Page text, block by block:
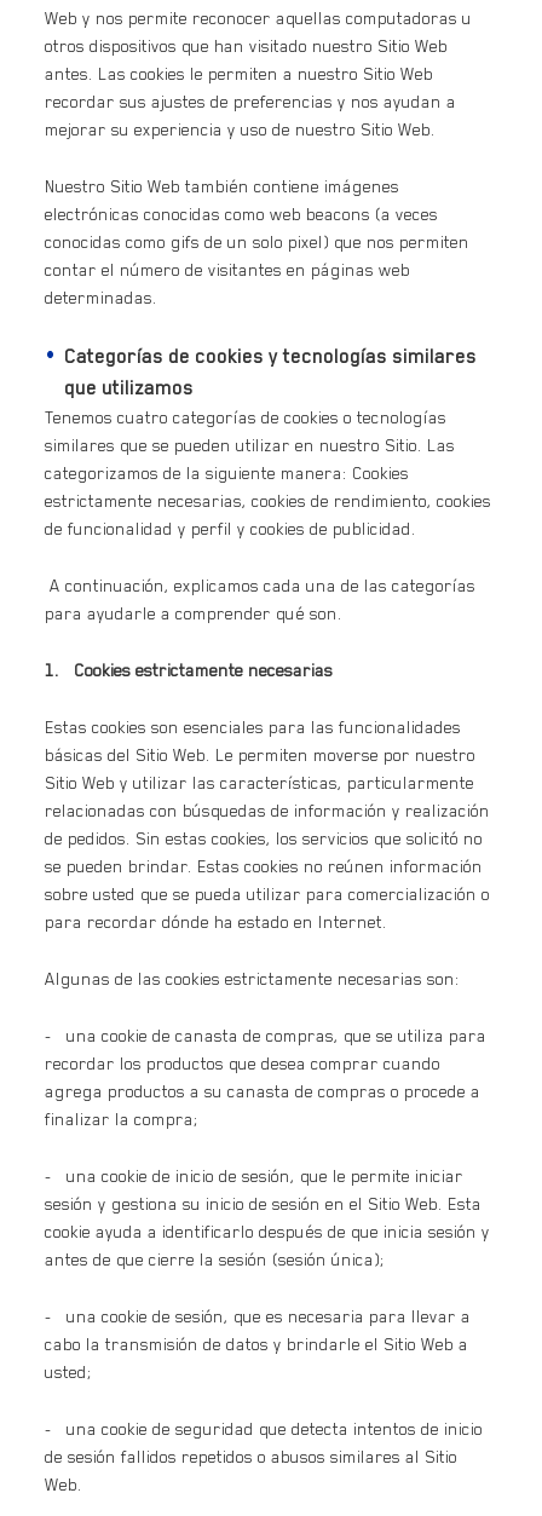
Web y nos permite reconocer aquellas computadoras u
otros dispositivos que han visitado nuestro Sitio Web
antes. Las cookies le permiten a nuestro Sitio Web
recordar sus ajustes de preferencias y nos ayudan a
mejorar su experiencia y uso de nuestro Sitio Web.
Nuestro Sitio Web también contiene imágenes
electrónicas conocidas como web beacons (a veces
conocidas como gifs de un solo pixel) que nos permiten
contar el número de visitantes en páginas web
determinadas.
Categorías de cookies y tecnologías similares
que utilizamos
Tenemos cuatro categorías de cookies o tecnologías
similares que se pueden utilizar en nuestro Sitio. Las
categorizamos de la siguiente manera: Cookies
estrictamente necesarias, cookies de rendimiento, cookies
de funcionalidad y perfil y cookies de publicidad.
A continuación, explicamos cada una de las categorías
para ayudarle a comprender qué son.
1. Cookies estrictamente necesarias
Estas cookies son esenciales para las funcionalidades
básicas del Sitio Web. Le permiten moverse por nuestro
Sitio Web y utilizar las características, particularmente
relacionadas con búsquedas de información y realización
de pedidos. Sin estas cookies, los servicios que solicitó no
se pueden brindar. Estas cookies no reúnen información
sobre usted que se pueda utilizar para comercialización o
para recordar dónde ha estado en Internet.
Algunas de las cookies estrictamente necesarias son:
- una cookie de canasta de compras, que se utiliza para
recordar los productos que desea comprar cuando
agrega productos a su canasta de compras o procede a
finalizar la compra;
- una cookie de inicio de sesión, que le permite iniciar
sesión y gestiona su inicio de sesión en el Sitio Web. Esta
cookie ayuda a identificarlo después de que inicia sesión y
antes de que cierre la sesión (sesión única);
- una cookie de sesión, que es necesaria para llevar a
cabo la transmisión de datos y brindarle el Sitio Web a
usted;
- una cookie de seguridad que detecta intentos de inicio
de sesión fallidos repetidos o abusos similares al Sitio
Web.